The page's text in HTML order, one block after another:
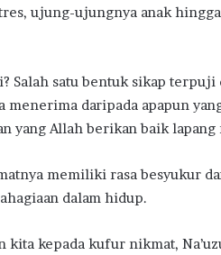
ujung-ujungnya anak
Salah satu bentuk sikap terpuji
menerima daripada apapun
yang Allah berikan baik
memiliki rasa besyukur
dalam hidup.
kita kepada kufur nikmat,